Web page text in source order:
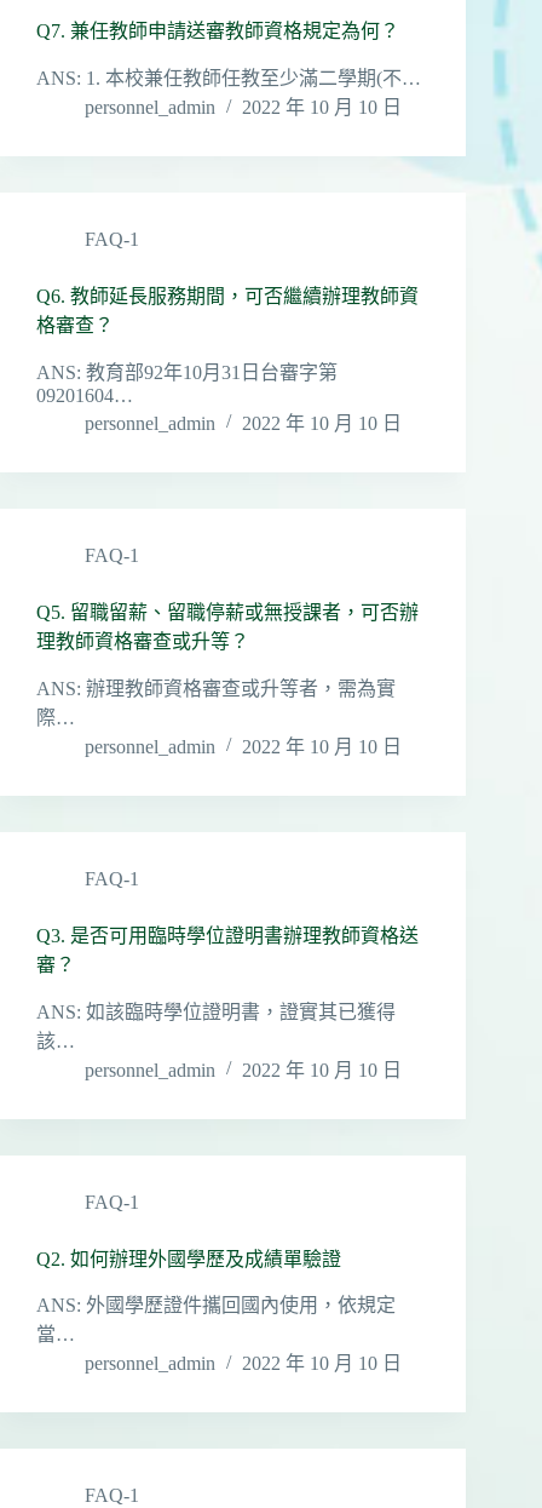
Q7. 兼任教師申請送審教師資格規定為何？
ANS: 1. 本校兼任教師任教至少滿二學期(不…
personnel_admin
2022 年 10 月 10 日
FAQ-1
Q6. 教師延長服務期間，可否繼續辦理教師資
格審查？
ANS: 教育部92年10月31日台審字第
09201604…
personnel_admin
2022 年 10 月 10 日
FAQ-1
Q5. 留職留薪、留職停薪或無授課者，可否辦
理教師資格審查或升等？
ANS: 辦理教師資格審查或升等者，需為實
際…
personnel_admin
2022 年 10 月 10 日
FAQ-1
Q3. 是否可用臨時學位證明書辦理教師資格送
審？
ANS: 如該臨時學位證明書，證實其已獲得
該…
personnel_admin
2022 年 10 月 10 日
FAQ-1
Q2. 如何辦理外國學歷及成績單驗證
ANS: 外國學歷證件攜回國內使用，依規定
當…
personnel_admin
2022 年 10 月 10 日
FAQ-1